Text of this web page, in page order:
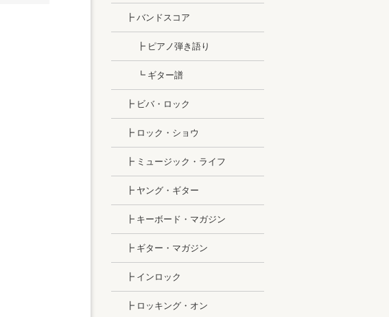
┣ バンドスコア
┣ ピアノ弾き語り
┗ ギター譜
┣ ビバ・ロック
┣ ロック・ショウ
┣ ミュージック・ライフ
┣ ヤング・ギター
┣ キーボード・マガジン
┣ ギター・マガジン
┣ インロック
┣ ロッキング・オン